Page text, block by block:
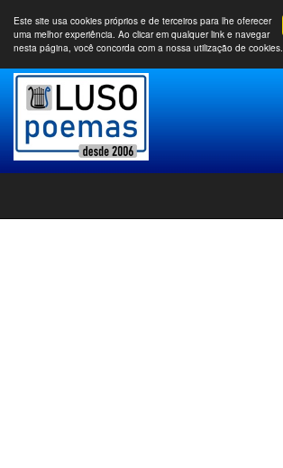
Este site usa cookies próprios e de terceiros para lhe oferecer
uma melhor experiência. Ao clicar em qualquer link e navegar
nesta página, você concorda com a nossa utilização de cookies.